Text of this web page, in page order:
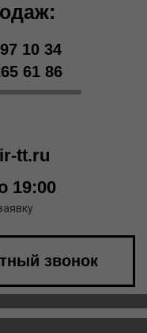
10 34
tt.ru
звонок
61 86
19:00